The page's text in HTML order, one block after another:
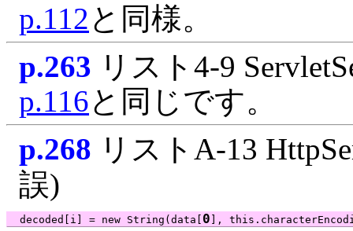
p.112と同様。
p.263 リスト4-9
p.116と同じです。
p.268 リストA-13
誤)
  decoded[i] = new String(data[
0